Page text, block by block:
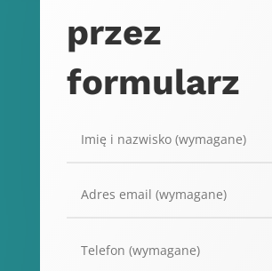
przez
formularz